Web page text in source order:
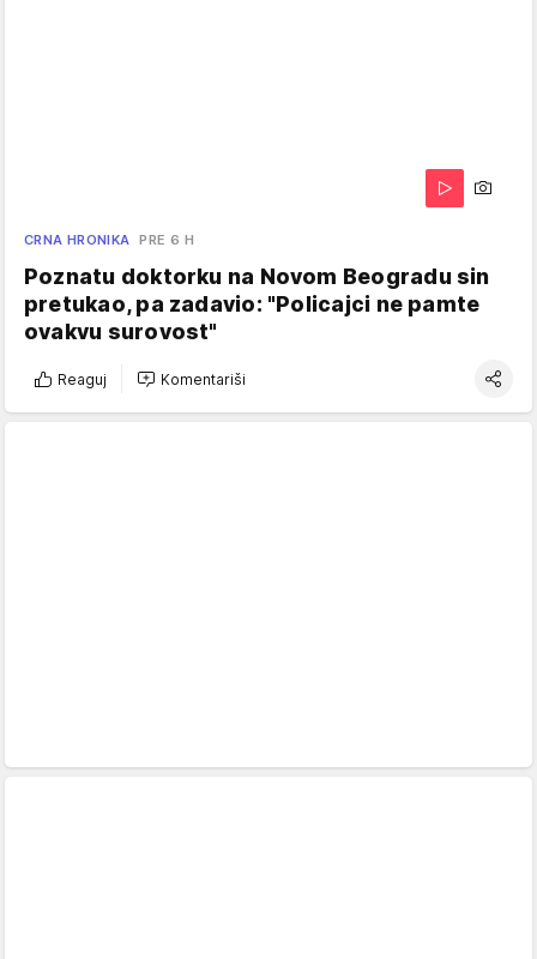
CRNA HRONIKA PRE 6 H
Poznatu doktorku na Novom Beogradu sin
pretukao, pa zadavio: "Policajci ne pamte
ovakvu surovost"
Reaguj Komentariši